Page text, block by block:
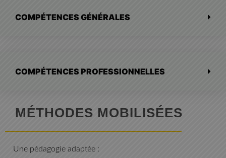
COMPÉTENCES GÉNÉRALES
COMPÉTENCES PROFESSIONNELLES
MÉTHODES MOBILISÉES
Une pédagogie adaptée :